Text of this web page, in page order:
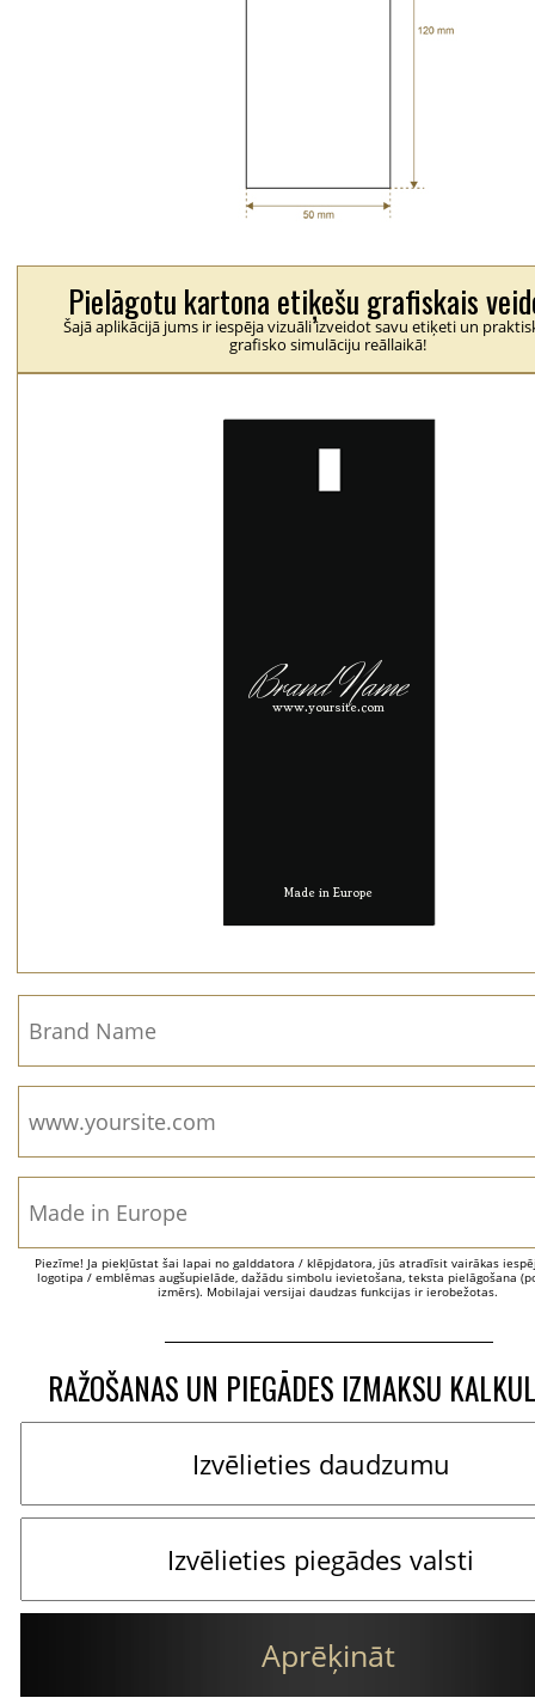
Pielāgotu kartona etiķešu grafiskais
Šajā aplikācijā jums ir iespēja vizuāli izveidot savu etiķeti un
grafisko simulāciju reāllaikā!
Piezīme! Ja piekļūstat šai lapai no galddatora / klēpjdatora, jūs atradīsit vairākas
logotipa / emblēmas augšupielāde, dažādu simbolu ievietošana, teksta pielāgošana
izmērs). Mobilajai versijai daudzas funkcijas ir ierobežotas.
RAŽOŠANAS UN PIEGĀDES IZMAKSU
Aprēķināt